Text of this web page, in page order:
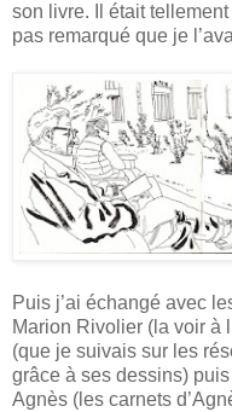
son livre. Il était tellement
pas remarqué que je
Puis j’ai échangé avec
Marion Rivolier (la voir à
(que je suivais sur les
grâce à ses dessins)
Agnès (les carnets